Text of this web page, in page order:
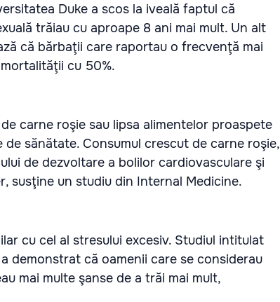
Duke a scos la iveală faptul că
trăiau cu aproape 8 ani mai mult. Un alt
că bărbaţii care raportau o frecvenţă mai
cu 50%.
carne roşie sau lipsa alimentelor proaspete
sănătate. Consumul crescut de carne roşie,
de dezvoltare a bolilor cardiovasculare şi
susţine un studiu din Internal Medicine.
cu cel al stresului excesiv. Studiul intitulat
demonstrat că oamenii care se considerau
mai multe şanse de a trăi mai mult,